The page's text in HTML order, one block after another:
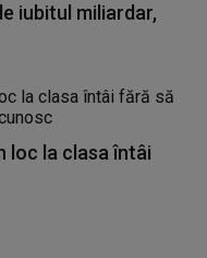
iubitul miliardar,
loc la clasa întâi